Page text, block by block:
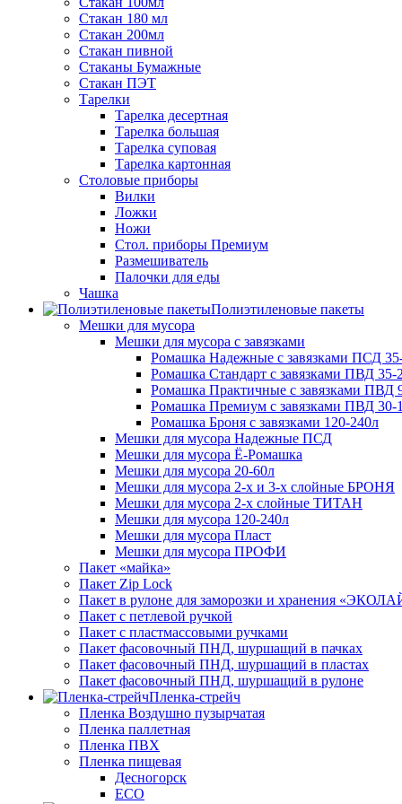
Стакан 180 мл
Стакан 200мл
Стакан пивной
Стаканы Бумажные
Стакан ПЭТ
Тарелки
Тарелка десертная
Тарелка большая
Тарелка суповая
Тарелка картонная
Столовые приборы
Вилки
Ложки
Ножи
Стол. приборы Премиум
Размешиватель
Палочки для еды
Чашка
Полиэтиленовые пакеты
Мешки для мусора
Мешки для мусора с завязками
Ромашка Надежные с завязками ПСД
Ромашка Стандарт с завязками ПВД 35-
Ромашка Практичные с завязками ПВД
Ромашка Премиум с завязками ПВД 30-
Ромашка Броня с завязками 120-240л
Мешки для мусора Надежные ПСД
Мешки для мусора Ё-Ромашка
Мешки для мусора 20-60л
Мешки для мусора 2-х и 3-х слойные БРОНЯ
Мешки для мусора 2-х слойные ТИТАН
Мешки для мусора 120-240л
Мешки для мусора Пласт
Мешки для мусора ПРОФИ
Пакет «майка»
Пакет Zip Lock
Пакет в рулоне для заморозки и хранения
Пакет с петлевой ручкой
Пакет с пластмассовыми ручками
Пакет фасовочный ПНД, шуршащий в пачках
Пакет фасовочный ПНД, шуршащий в пластах
Пакет фасовочный ПНД, шуршащий в рулоне
Пленка-стрейч
Пленка Воздушно пузырчатая
Пленка паллетная
Пленка ПВХ
Пленка пищевая
Десногорск
ECO